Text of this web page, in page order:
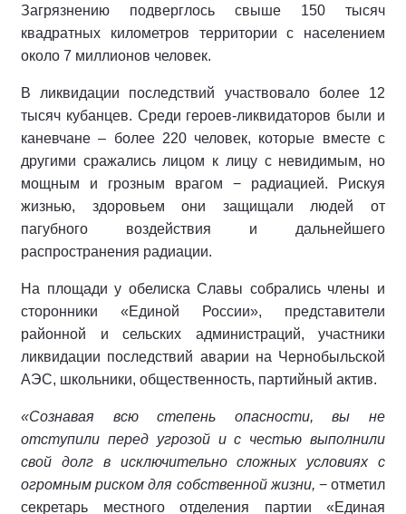
Загрязнению подверглось свыше 150 тысяч
квадратных километров территории с населением
около 7 миллионов человек.
В ликвидации последствий участвовало более 12
тысяч кубанцев. Среди героев-ликвидаторов были и
каневчане – более 220 человек, которые вместе с
другими сражались лицом к лицу с невидимым, но
мощным и грозным врагом − радиацией. Рискуя
жизнью, здоровьем они защищали людей от
пагубного воздействия и дальнейшего
распространения радиации.
На площади у обелиска Славы собрались члены и
сторонники «Единой России», представители
районной и сельских администраций, участники
ликвидации последствий аварии на Чернобыльской
АЭС, школьники, общественность, партийный актив.
«Сознавая всю степень опасности, вы не
отступили перед угрозой и с честью выполнили
свой долг в исключительно сложных условиях с
огромным риском для собственной жизни, − отметил
секретарь местного отделения партии «Единая